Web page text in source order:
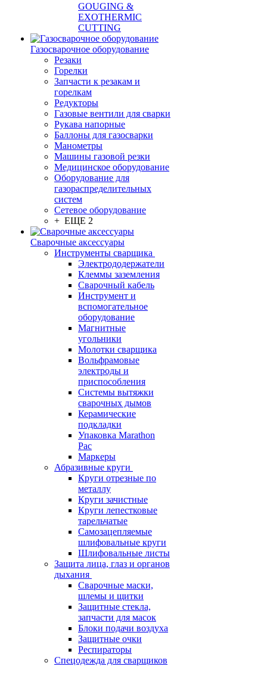
GOUGING &
EXOTHERMIC
CUTTING
Газосварочное оборудование
Резаки
Горелки
Запчасти к резакам и
горелкам
Редукторы
Газовые вентили для сварки
Рукава напорные
Баллоны для газосварки
Манометры
Машины газовой резки
Медицинское оборудование
Оборудование для
газораспределительных
систем
Сетевое оборудование
+ ЕЩЕ 2
Сварочные аксессуары
Инструменты сварщика
Электрододержатели
Клеммы заземления
Сварочный кабель
Инструмент и
вспомогательное
оборудование
Магнитные
угольники
Молотки сварщика
Вольфрамовые
электроды и
приспособления
Системы вытяжки
сварочных дымов
Керамические
подкладки
Упаковка Marathon
Pac
Маркеры
Абразивные круги
Круги отрезные по
металлу
Круги зачистные
Круги лепестковые
тарельчатые
Самозацепляемые
шлифовальные круги
Шлифовальные листы
Защита лица, глаз и органов
дыхания
Сварочные маски,
шлемы и щитки
Защитные стекла,
запчасти для масок
Блоки подачи воздуха
Защитные очки
Респираторы
Спецодежда для сварщиков